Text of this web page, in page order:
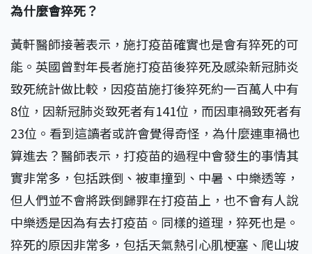
為什麼會猝死？
黃軒醫師接著表示，施打疫苗確實也是會有猝死的可
能。英國曾對年長者施打疫苗後猝死及感染新冠肺炎
致死統計做比較，因疫苗施打後猝死約一百萬人中有
8位，因新冠肺炎致死者有141位，而因車禍致死者有
23位。看到這讀者或許會覺得奇怪，為什麼連車禍也
算進去？醫師表示，打疫苗的過程中會發生的事情其
實非常多，包括跌倒、被車撞到、中暑、中樂透等，
但人們並不會將跌倒歸罪在打疫苗上，也不會有人說
中樂透是因為有去打疫苗。同樣的道理，猝死也是。
猝死的原因非常多，包括天氣熱引心肌梗塞、爬山坡